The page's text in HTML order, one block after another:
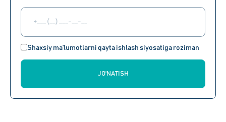
Shaxsiy ma'lumotlarni qayta ishlash siyosatiga roziman
JO'NATISH